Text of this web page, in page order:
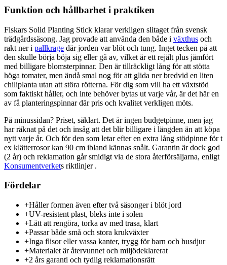
Funktion och hållbarhet i praktiken
Fiskars Solid Planting Stick klarar verkligen slitaget från svensk
trädgårdssäsong. Jag provade att använda den både i växthus och
rakt ner i pallkrage där jorden var blöt och tung. Inget tecken på att
den skulle börja böja sig eller gå av, vilket är ett rejält plus jämfört
med billigare blomsterpinnar. Den är tillräckligt lång för att stötta
höga tomater, men ändå smal nog för att glida ner bredvid en liten
chiliplanta utan att störa rötterna. För dig som vill ha ett växtstöd
som faktiskt håller, och inte behöver bytas ut varje vår, är det här en
av få planteringspinnar där pris och kvalitet verkligen möts.
På minussidan? Priset, såklart. Det är ingen budgetpinne, men jag
har räknat på det och insåg att det blir billigare i längden än att köpa
nytt varje år. Och för den som letar efter en extra lång stödpinne för t
ex klätterrosor kan 90 cm ibland kännas snålt. Garantin är dock god
(2 år) och reklamation går smidigt via de stora återförsäljarna, enligt
Konsumentverkets riktlinjer .
Fördelar
+Håller formen även efter två säsonger i blöt jord
+UV-resistent plast, bleks inte i solen
+Lätt att rengöra, torka av med trasa, klart
+Passar både små och stora krukväxter
+Inga flisor eller vassa kanter, trygg för barn och husdjur
+Materialet är återvunnet och miljödeklarerat
+2 års garanti och tydlig reklamationsrätt